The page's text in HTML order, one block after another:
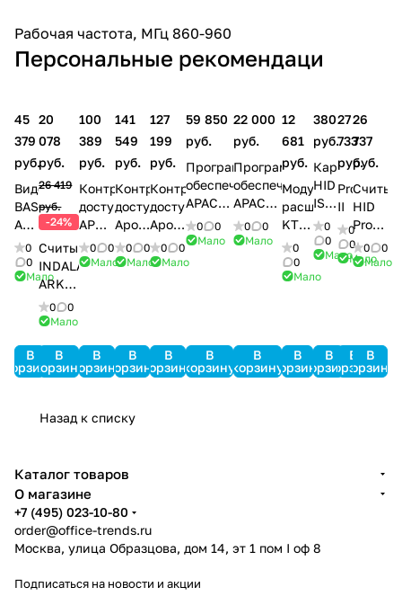
Рабочая частота, МГц 860-960
Персональные рекомендаци
45
379
руб.
Видеодомофон
BAS
AF-
070
0
Мало
В
корзину
20
078
руб.
26 419
руб.
-24%
Считыватель
INDALA
ARK-
501HD
PinProx
0
0
Мало
В
корзину
100
389
руб.
Контроллер
доступа
APOLLO
AIM-
4SL
0
0
Мало
В
корзину
141
549
руб.
Контроллер
доступа
Apollo
AAN-
100
0
0
Мало
В
корзину
127
199
руб.
Контроллер
доступа
Apollo
AAN-
32N
0
0
Мало
В
корзину
59 850
руб.
Программное
обеспечение
APACS
3000
Std-
SRV
0
0
Мало
В
корзину
22 000
руб.
Программное
обеспечение
APACS
3000
Light-
0
0
Мало
В
корзину
12
681
руб.
Модуль
расширения
KT-
PC4108
0
0
Мало
В
корзину
380
руб.
Карта
HID
ISOProx
II
1386
0
0
Мало
В
корзину
27
733
руб.
ProxPro
II
0
0
Мало
В
корзину
26
737
руб.
HID
Prox-
карт
0
0
Мало
В
корзину
Назад к списку
Каталог товаров
О магазине
+7 (495) 023-10-80
order@office-trends.ru
Москва, улица Образцова, дом 14, эт 1 пом I оф 8
Подписаться на новости и акции